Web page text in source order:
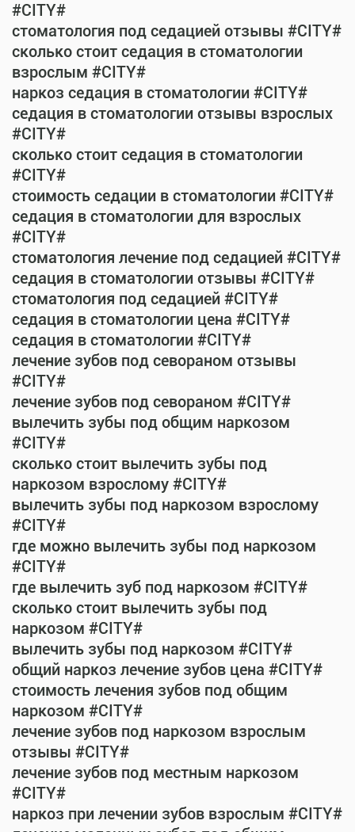
#CITY#
стоматология под седацией отзывы #CITY#
сколько стоит седация в стоматологии
взрослым #CITY#
наркоз седация в стоматологии #CITY#
седация в стоматологии отзывы взрослых
#CITY#
сколько стоит седация в стоматологии
#CITY#
стоимость седации в стоматологии #CITY#
седация в стоматологии для взрослых
#CITY#
стоматология лечение под седацией #CITY#
седация в стоматологии отзывы #CITY#
стоматология под седацией #CITY#
седация в стоматологии цена #CITY#
седация в стоматологии #CITY#
лечение зубов под севораном отзывы
#CITY#
лечение зубов под севораном #CITY#
вылечить зубы под общим наркозом
#CITY#
сколько стоит вылечить зубы под
наркозом взрослому #CITY#
вылечить зубы под наркозом взрослому
#CITY#
где можно вылечить зубы под наркозом
#CITY#
где вылечить зуб под наркозом #CITY#
сколько стоит вылечить зубы под
наркозом #CITY#
вылечить зубы под наркозом #CITY#
общий наркоз лечение зубов цена #CITY#
стоимость лечения зубов под общим
наркозом #CITY#
лечение зубов под наркозом взрослым
отзывы #CITY#
лечение зубов под местным наркозом
#CITY#
наркоз при лечении зубов взрослым #CITY#